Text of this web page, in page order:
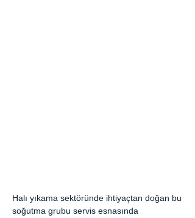
Halı yıkama sektöründe ihtiyaçtan doğan bu
soğutma grubu servis esnasında